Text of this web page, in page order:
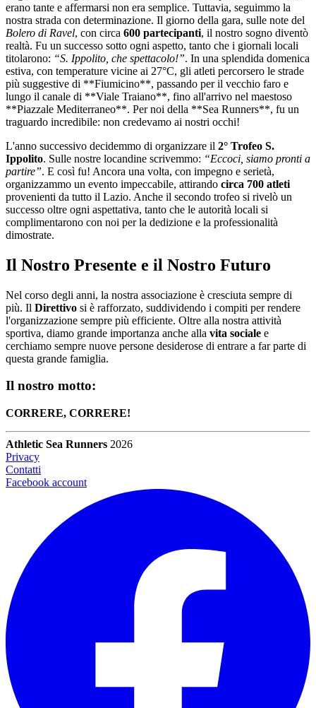
erano tante e affermarsi non era semplice. Tuttavia, seguimmo la
nostra strada con determinazione. Il giorno della gara, sulle note del
Bolero di Ravel, con circa 600 partecipanti, il nostro sogno diventò
realtà. Fu un successo sotto ogni aspetto, tanto che i giornali locali
titolarono: “S. Ippolito, che spettacolo!”. In una splendida domenica
estiva, con temperature vicine ai 27°C, gli atleti percorsero le strade
più suggestive di **Fiumicino**, passando per il vecchio faro e
lungo il canale di **Viale Traiano**, fino all'arrivo nel maestoso
**Piazzale Mediterraneo**. Per noi della **Sea Runners**, fu un
traguardo incredibile: non credevamo ai nostri occhi!
L'anno successivo decidemmo di organizzare il 2° Trofeo S.
Ippolito. Sulle nostre locandine scrivemmo: “Eccoci, siamo pronti a
partire”. E così fu! Ancora una volta, con impegno e serietà,
organizzammo un evento impeccabile, attirando circa 700 atleti
provenienti da tutto il Lazio. Anche il secondo trofeo si rivelò un
successo oltre ogni aspettativa, tanto che le autorità locali si
complimentarono con noi per la dedizione e la professionalità
dimostrate.
Il Nostro Presente e il Nostro Futuro
Nel corso degli anni, la nostra associazione è cresciuta sempre di
più. Il Direttivo si è rafforzato, suddividendo i compiti per rendere
l'organizzazione sempre più efficiente. Oltre alla nostra attività
sportiva, diamo grande importanza anche alla vita sociale e
cerchiamo sempre nuove persone desiderose di entrare a far parte di
questa grande famiglia.
Il nostro motto:
CORRERE, CORRERE!
Athletic Sea Runners 2026
Privacy
Contatti
Facebook account